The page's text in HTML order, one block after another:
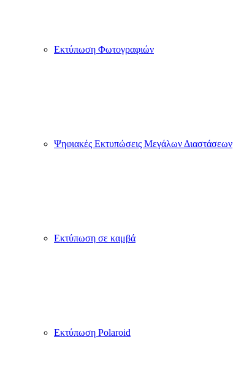
Εκτύπωση Φωτογραφιών
Ψηφιακές Εκτυπώσεις Μεγάλων Διαστάσεων
Εκτύπωση σε καμβά
Εκτύπωση Polaroid